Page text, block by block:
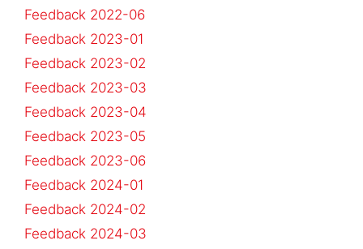
Feedback 2022-06
Feedback 2023-01
Feedback 2023-02
Feedback 2023-03
Feedback 2023-04
Feedback 2023-05
Feedback 2023-06
Feedback 2024-01
Feedback 2024-02
Feedback 2024-03